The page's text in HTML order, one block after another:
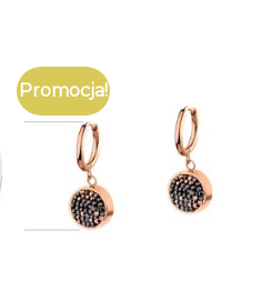
Promocja!